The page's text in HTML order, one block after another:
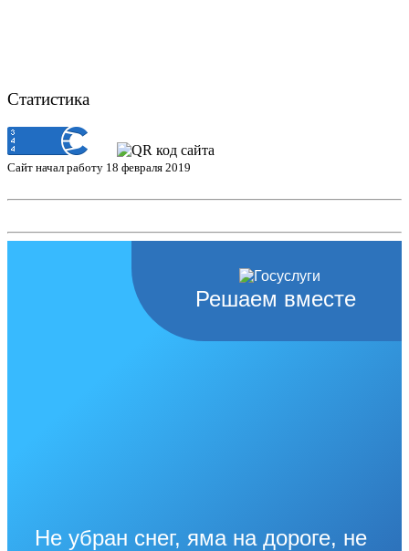
Статистика
Сайт начал работу 18 февраля 2019
Решаем вместе
Не убран снег, яма на дороге, не